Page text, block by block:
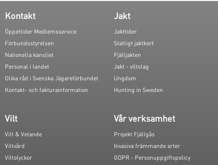
Kontakt
Öppettider Medlemsservice
Förbundsstyrelsen
Nationella kansliet
Personal i landet
Olika råd i Svenska Jägareförbundet
Kontakt- och fakturainformation
Jakt
Jakttider
Statligt jaktkort
Fjälljakten
Jakt - viltslag
Ungdom
Hunting in Sweden
Vilt
Vilt & Vetande
Viltvård
Viltolyckor
Vår verksamhet
Projekt Fjällgås
Invasiva främmande arter
GDPR - Personuppgiftspolicy